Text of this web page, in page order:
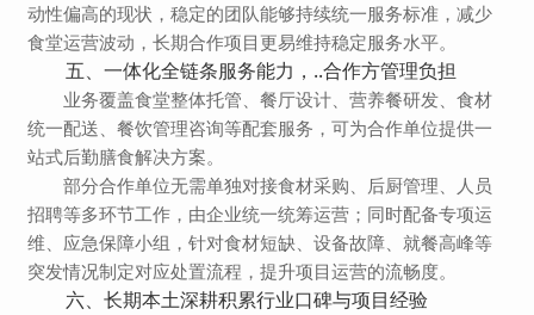
动性偏高的现状，稳定的团队能够持续统一服务标准，减少
食堂运营波动，长期合作项目更易维持稳定服务水平。
五、一体化全链条服务能力，..合作方管理负担
业务覆盖食堂整体托管、餐厅设计、营养餐研发、食材
统一配送、餐饮管理咨询等配套服务，可为合作单位提供一
站式后勤膳食解决方案。
部分合作单位无需单独对接食材采购、后厨管理、人员
招聘等多环节工作，由企业统一统筹运营；同时配备专项运
维、应急保障小组，针对食材短缺、设备故障、就餐高峰等
突发情况制定对应处置流程，提升项目运营的流畅度。
六、长期本土深耕积累行业口碑与项目经验